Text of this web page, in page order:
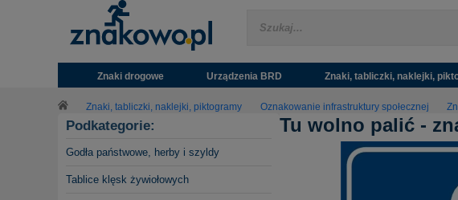
Znaki drogowe Urządzenia BRD Znaki, tabliczki, naklejki,
Znaki, tabliczki, naklejki, piktogramy Oznakowanie infrastruktury społecznej
Podkategorie:
Godła państwowe, herby i szyldy
Tablice klęsk żywiołowych
Tu wolno palić -